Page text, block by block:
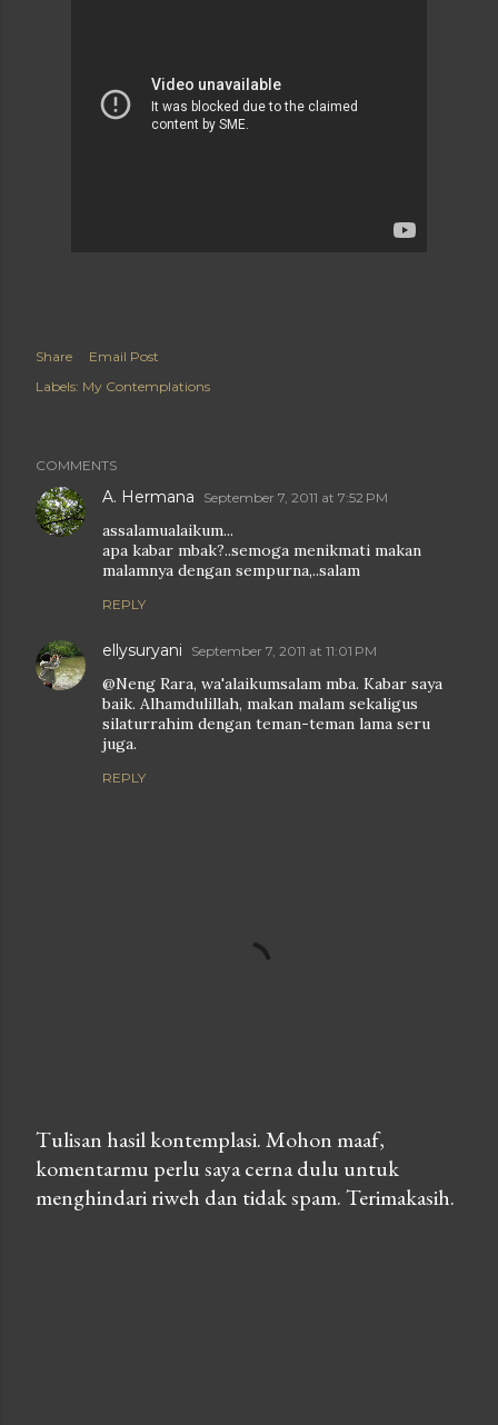
Share
Email Post
Labels: My Contemplations
COMMENTS
A. Hermana September 7, 2011 at 7:52 PM
assalamualaikum...
apa kabar mbak?..semoga menikmati makan
malamnya dengan sempurna,..salam
REPLY
ellysuryani September 7, 2011 at 11:01 PM
@Neng Rara, wa'alaikumsalam mba. Kabar saya
baik. Alhamdulillah, makan malam sekaligus
silaturrahim dengan teman-teman lama seru
juga.
REPLY
P
o
Tulisan hasil kontemplasi. Mohon maaf,
komentarmu perlu saya cerna dulu untuk
menghindari riweh dan tidak spam. Terimakasih.